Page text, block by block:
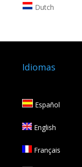
Dutch
Idiomas
Español
English
Français